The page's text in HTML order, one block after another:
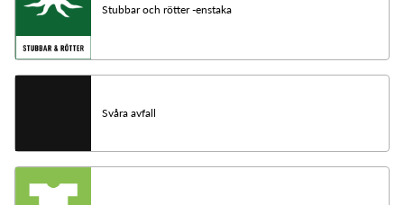
Stubbar och rötter -enstaka
Svåra avfall